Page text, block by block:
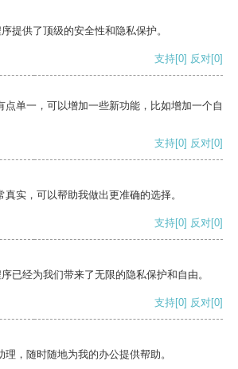
提供了顶级的安全性和隐私保护。
支持[0] 反对[0]
点单一，可以增加一些新功能，比如增加一个自
支持[0] 反对[0]
实，可以帮助我做出更准确的选择。
支持[0] 反对[0]
已经为我们带来了无限的隐私保护和自由。
支持[0] 反对[0]
，随时随地为我的办公提供帮助。